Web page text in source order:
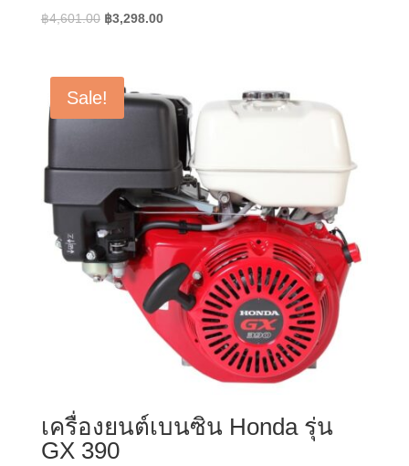
฿4,601.00 Original
฿4,601.00.
฿3,298.00Current
Sale!
เครื่องยนต์เบนซิน Honda รุ่น
GX 390